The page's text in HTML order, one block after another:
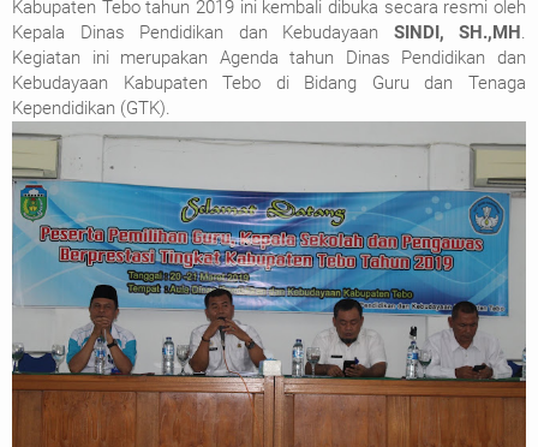
Kabupaten Tebo tahun 2019 ini kembali dibuka secara resmi oleh
Kepala Dinas Pendidikan dan Kebudayaan SINDI, SH.,MH.
Kegiatan ini merupakan Agenda tahun Dinas Pendidikan dan
Kebudayaan Kabupaten Tebo di Bidang Guru dan Tenaga
Kependidikan (GTK).